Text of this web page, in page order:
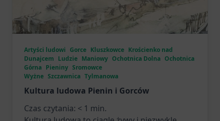
Artyści ludowi Gorce Kluszkowce Krościenko nad
Dunajcem Ludzie Maniowy Ochotnica Dolna Ochotnica
Górna Pieniny Sromowce
Wyżne Szczawnica Tylmanowa
Kultura ludowa Pienin i Gorców
Czas czytania: < 1 min.